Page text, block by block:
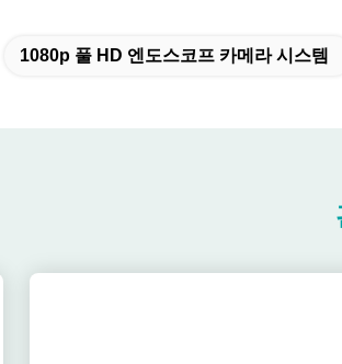
1080p 풀 HD 엔도스코프 카메라 시스템